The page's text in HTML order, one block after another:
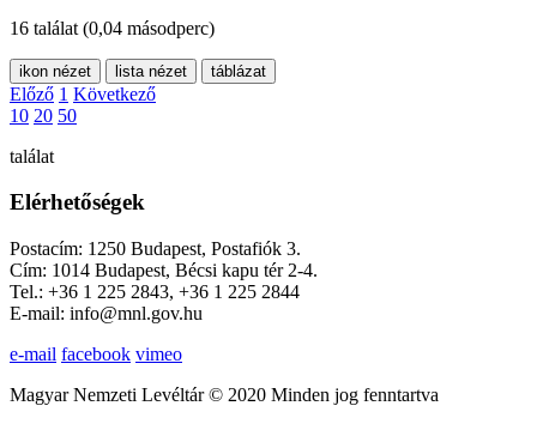
16 találat (0,04 másodperc)
ikon nézet lista nézet táblázat
Előző 1 Következő
10 20 50
találat
Elérhetőségek
Postacím: 1250 Budapest, Postafiók 3.
Cím: 1014 Budapest, Bécsi kapu tér 2-4.
Tel.: +36 1 225 2843, +36 1 225 2844
E-mail: info@mnl.gov.hu
e-mail facebook vimeo
Magyar Nemzeti Levéltár © 2020 Minden jog fenntartva